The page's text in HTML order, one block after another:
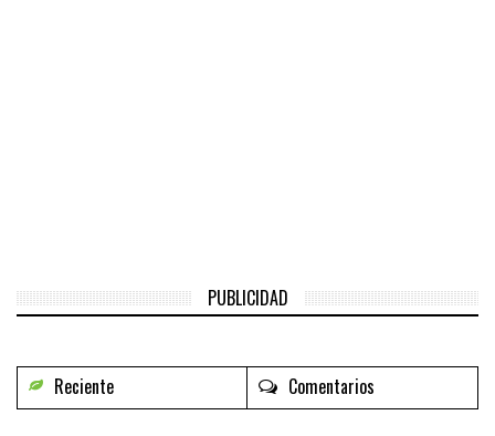
PUBLICIDAD
Reciente Comentarios